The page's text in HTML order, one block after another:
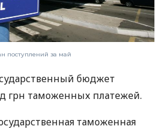
поступлений за май
бюджет
грн таможенных платежей.
таможенная